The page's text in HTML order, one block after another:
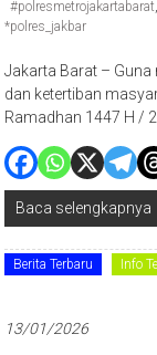
#polresmetrojakartabarat
*polres_jakbar
Jakarta Barat –
dan ketertiban
Ramadhan 1447 H /
Baca selengkapnya
Berita Terbaru Info
13/01/2026